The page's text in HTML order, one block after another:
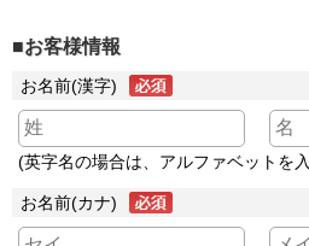
■お客様情報
お名前(漢字)
(英字名の場合は、アルファベットを
お名前(カナ)